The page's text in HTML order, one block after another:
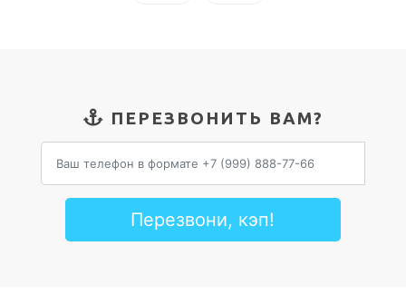
ПЕРЕЗВОНИТЬ ВАМ?
Перезвони, кэп!